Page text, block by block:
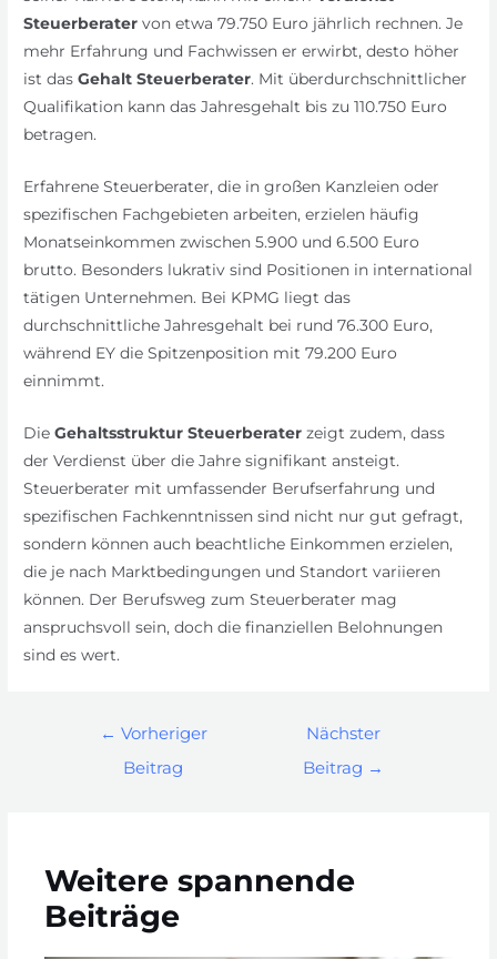
Steuerberater von etwa 79.750 Euro jährlich rechnen. Je
mehr Erfahrung und Fachwissen er erwirbt, desto höher
ist dasGehalt Steuerberater. Mit überdurchschnittlicher
Qualifikation kann das Jahresgehalt bis zu 110.750 Euro
betragen.
Erfahrene Steuerberater, die in großen Kanzleien oder
spezifischen Fachgebieten arbeiten, erzielen häufig
Monatseinkommen zwischen 5.900 und 6.500 Euro
brutto. Besonders lukrativ sind Positionen in international
tätigen Unternehmen. Bei KPMG liegt das
durchschnittliche Jahresgehalt bei rund 76.300 Euro,
während EY die Spitzenposition mit 79.200 Euro
einnimmt.
DieGehaltsstruktur Steuerberater zeigt zudem, dass
der Verdienst über die Jahre signifikant ansteigt.
Steuerberater mit umfassender Berufserfahrung und
spezifischen Fachkenntnissen sind nicht nur gut gefragt,
sondern können auch beachtliche Einkommen erzielen,
die je nach Marktbedingungen und Standort variieren
können. Der Berufsweg zum Steuerberater mag
anspruchsvoll sein, doch die finanziellen Belohnungen
sind es wert.
← Vorheriger
Beitrag
Nächster
Beitrag →
Weitere spannende
Beiträge